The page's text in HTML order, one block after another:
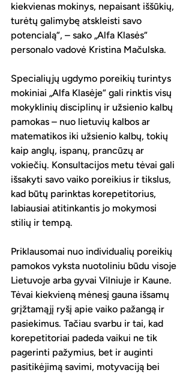
kiekvienas mokinys, nepaisant iššūkių,
turėtų galimybę atskleisti savo
potencialą“, – sako „Alfa Klasės“
personalo vadovė Kristina Mačulska.
Specialiųjų ugdymo poreikių turintys
mokiniai „Alfa Klasėje“ gali rinktis visų
mokyklinių disciplinų ir užsienio kalbų
pamokas – nuo lietuvių kalbos ar
matematikos iki užsienio kalbų, tokių
kaip anglų, ispanų, prancūzų ar
vokiečių. Konsultacijos metu tėvai gali
išsakyti savo vaiko poreikius ir tikslus,
kad būtų parinktas korepetitorius,
labiausiai atitinkantis jo mokymosi
stilių ir tempą.
Priklausomai nuo individualių poreikių
pamokos vyksta nuotoliniu būdu visoje
Lietuvoje arba gyvai Vilniuje ir Kaune.
Tėvai kiekvieną mėnesį gauna išsamų
grįžtamąjį ryšį apie vaiko pažangą ir
pasiekimus. Tačiau svarbu ir tai, kad
korepetitoriai padeda vaikui ne tik
pagerinti pažymius, bet ir auginti
pasitikėjimą savimi, motyvaciją bei